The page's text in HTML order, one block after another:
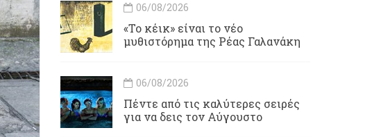
06/08/2026
«Το κέικ» είναι το νέο
μυθιστόρημα της Ρέας Γαλανάκη
06/08/2026
Πέντε από τις καλύτερες σειρές
για να δεις τον Αύγουστο